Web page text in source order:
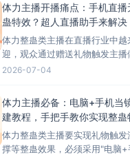
播模式简介 ### 模式一：手机
是最简单、最常用的开播方式，
体力主播开播痛点：手机直
蛊特效？超人直播助手来解决
体力整蛊类主播在直播行业中越
迎，观众通过赠送礼物触发主播
卧撑等体力动作，互动性极强。
析这一痛点，并为您提供完美
超人直播助手。 &nbsp; ## 体力
核心痛点 &nbs
2026-07-04
体力主播必备：电脑+手机当
建教程，手把手教你实现整蛊
体力整蛊类主播要实现礼物触发
撑等整蛊效果，必须采用"电脑